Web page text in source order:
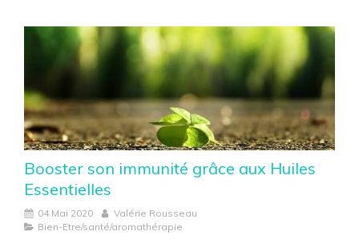
Booster son immunité grâce aux Huiles
Essentielles
04 Mai 2020
Valérie Rousseau
Bien-Etre/santé/aromathérapie